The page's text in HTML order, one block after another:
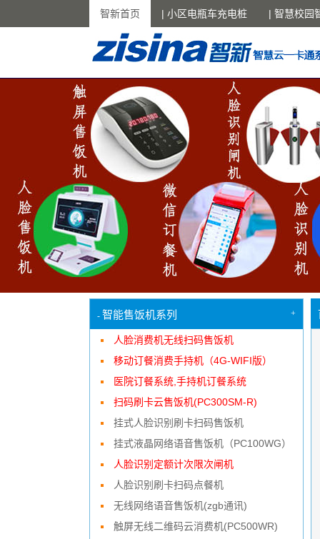
智新首页 | 小区电瓶车充电桩 | 智慧校园
- 智能售饭机系列 +
人脸消费机无线扫码售饭机
移动订餐消费手持机（4G-WIFI版）
医院订餐系统,手持机订餐系统
扫码刷卡云售饭机(PC300SM-R)
挂式人脸识别刷卡扫码售饭机
挂式液晶网络语音售饭机（PC100WG）
人脸识别定额计次限次闸机
人脸识别刷卡扫码点餐机
无线网络语音售饭机(zgb通讯)
触屏无线二维码云消费机(PC500WR)